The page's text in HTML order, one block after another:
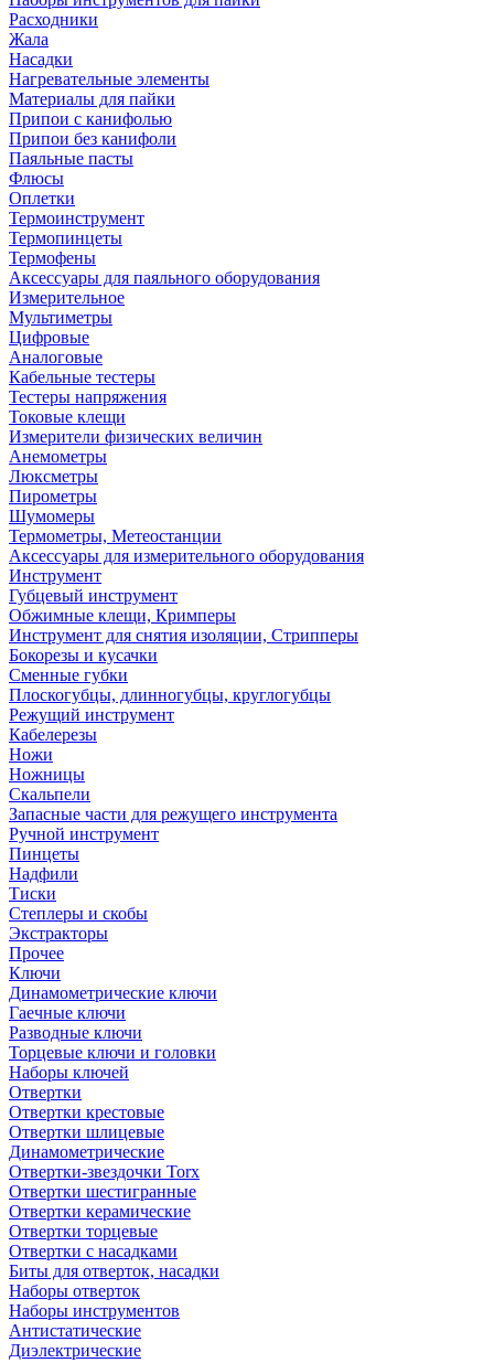
Расходники
Жала
Насадки
Нагревательные элементы
Материалы для пайки
Припои с канифолью
Припои без канифоли
Паяльные пасты
Флюсы
Оплетки
Термоинструмент
Термопинцеты
Термофены
Аксессуары для паяльного оборудования
Измерительное
Мультиметры
Цифровые
Аналоговые
Кабельные тестеры
Тестеры напряжения
Токовые клещи
Измерители физических величин
Анемометры
Люксметры
Пирометры
Шумомеры
Термометры, Метеостанции
Аксессуары для измерительного оборудования
Инструмент
Губцевый инструмент
Обжимные клещи, Кримперы
Инструмент для снятия изоляции, Стрипперы
Бокорезы и кусачки
Сменные губки
Плоскогубцы, длинногубцы, круглогубцы
Режущий инструмент
Кабелерезы
Ножи
Ножницы
Скальпели
Запасные части для режущего инструмента
Ручной инструмент
Пинцеты
Надфили
Тиски
Степлеры и скобы
Экстракторы
Прочее
Ключи
Динамометрические ключи
Гаечные ключи
Разводные ключи
Торцевые ключи и головки
Наборы ключей
Отвертки
Отвертки крестовые
Отвертки шлицевые
Динамометрические
Отвертки-звездочки Torx
Отвертки шестигранные
Отвертки керамические
Отвертки торцевые
Отвертки с насадками
Биты для отверток, насадки
Наборы отверток
Наборы инструментов
Антистатические
Диэлектрические